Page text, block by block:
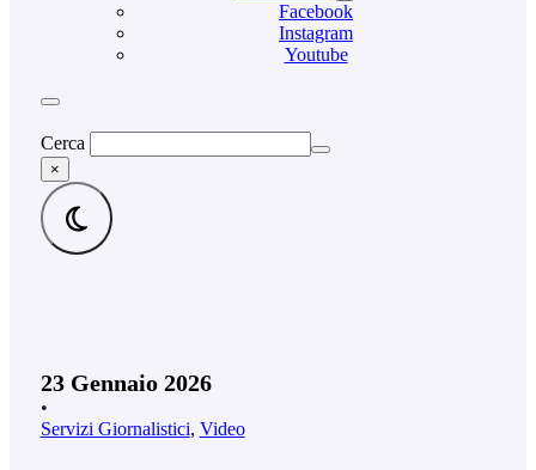
Facebook
Instagram
Youtube
Cerca
×
23 Gennaio 2026
•
Servizi Giornalistici, Video